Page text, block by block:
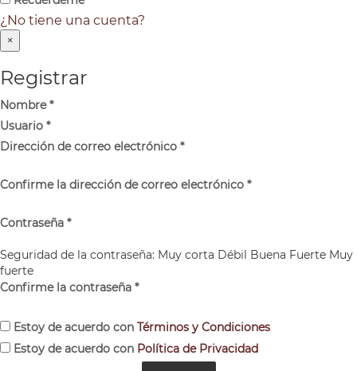
¿No tiene una cuenta?
×
Registrar
Nombre*
Usuario *
Dirección de correo electrónico *
Confirme la dirección de correo electrónico *
Contraseña *
Seguridad de la contraseña: Muy corta Débil Buena Fuerte Muy
fuerte
Confirme la contraseña *
Estoy de acuerdo con Términos y Condiciones
Estoy de acuerdo con Política de Privacidad